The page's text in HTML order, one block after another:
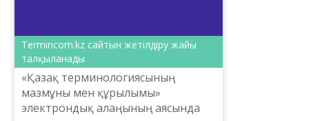
Termincom.kz сайтын жетілдіру жайы
талқыланады
«Қазақ терминологиясының
мазмұны мен құрылымы»
электрондық алаңының аясында